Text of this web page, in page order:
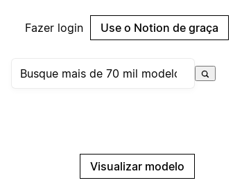
Fazer login Use o Notion de graça
Visualizar modelo